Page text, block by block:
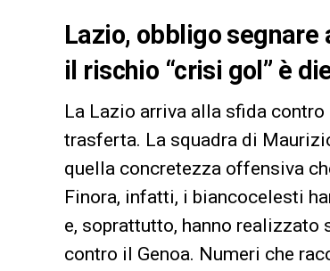
Lazio, obbligo
il rischio “crisi gol” è
La Lazio arriva alla sfida
trasferta. La squadra di
quella concretezza offensiva
Finora, infatti, i biancocelesti
e, soprattutto, hanno
contro il Genoa. Numeri che